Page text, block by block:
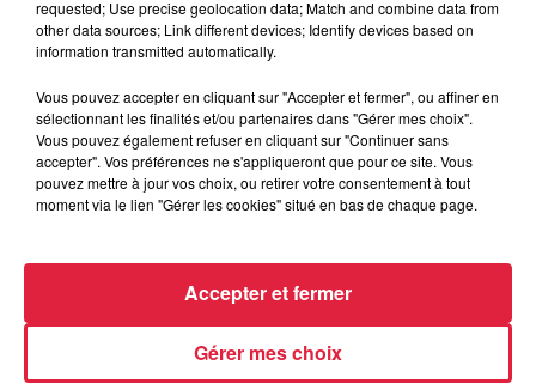
6 août 2026
Tags antisémites à Strasbourg :
6 août 2026
Au zoo de Mulhouse : rencontre
6 août 2026
Les dernières infos sur la venue du
requested; Use precise geolocation data; Match and combine data from
other data sources; Link different devices; Identify devices based on
information transmitted automatically.
Vous pouvez accepter en cliquant sur "Accepter et fermer", ou affiner en
sélectionnant les finalités et/ou partenaires dans "Gérer mes choix".
Vous pouvez également refuser en cliquant sur "Continuer sans
accepter". Vos préférences ne s'appliqueront que pour ce site. Vous
pouvez mettre à jour vos choix, ou retirer votre consentement à tout
moment via le lien "Gérer les cookies" situé en bas de chaque page.
Gérer mes choix
Accepter et fermer